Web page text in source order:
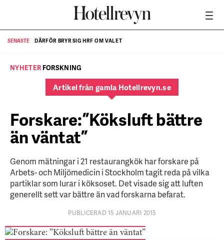
SENASTE DÄRFÖR BRYR SIG HRF OM VALET
NYHETER FORSKNING
Artikel från gamla Hotellrevyn.se
Forskare: ”Köksluft bättre
än väntat”
Genom mätningar i 21 restaurangkök har forskare på
Arbets- och Miljömedicin i Stockholm tagit reda på vilka
partiklar som lurar i köksoset. Det visade sig att luften
generellt sett var bättre än vad forskarna befarat.
PUBLICERAD 15 JANUARI 2015